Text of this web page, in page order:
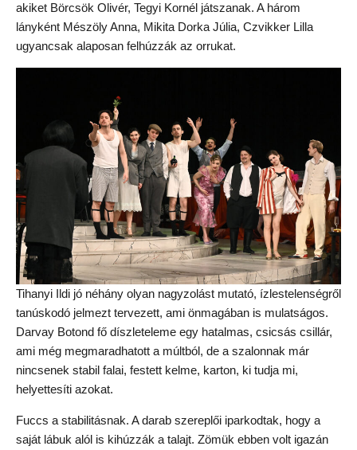
akiket Börcsök Olivér, Tegyi Kornél játszanak. A három
lányként Mészöly Anna, Mikita Dorka Júlia, Czvikker Lilla
ugyancsak alaposan felhúzzák az orrukat.
Tihanyi Ildi jó néhány olyan nagyzolást mutató, ízlestelenségről
tanúskodó jelmezt tervezett, ami önmagában is mulatságos.
Darvay Botond fő díszleteleme egy hatalmas, csicsás csillár,
ami még megmaradhatott a múltból, de a szalonnak már
nincsenek stabil falai, festett kelme, karton, ki tudja mi,
helyettesíti azokat.
Fuccs a stabilitásnak. A darab szereplői iparkodtak, hogy a
saját lábuk alól is kihúzzák a talajt. Zömük ebben volt igazán